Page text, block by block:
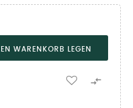
WARENKORB LEGEN
